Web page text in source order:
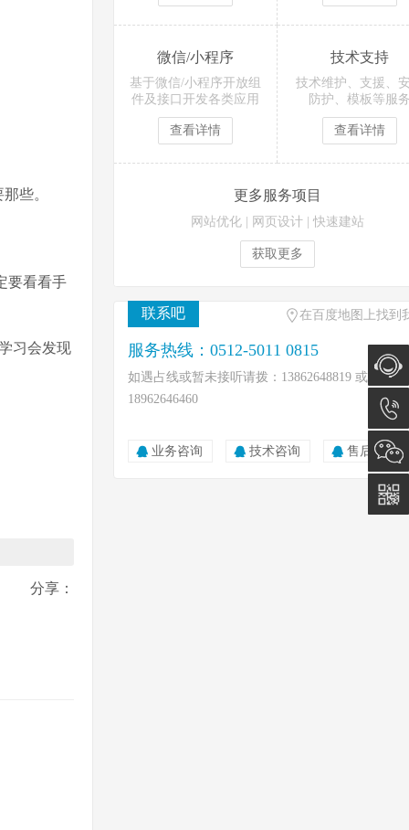
些。
要看看手
习会发现
分享：
微信/小程序
基于微信/小程序开放组
件及接口开发各类应用
查看详情
技术支持
技术维护、支援、
防护、模板等服
查看详情
更多服务项目
网站优化 网页设计 快速建站
获取更多
联系吧 在百度地图上找到
服务热线：0512-5011 0815
如遇占线或暂未接听请拨：13862648819 或
18962646460
业务咨询 技术咨询 售后服务
在线咨
询
0512-
5011